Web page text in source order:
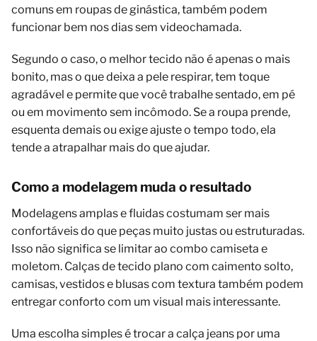
comuns em roupas de ginástica, também podem
funcionar bem nos dias sem videochamada.
Segundo o caso, o melhor tecido não é apenas o mais
bonito, mas o que deixa a pele respirar, tem toque
agradável e permite que você trabalhe sentado, em pé
ou em movimento sem incômodo. Se a roupa prende,
esquenta demais ou exige ajuste o tempo todo, ela
tende a atrapalhar mais do que ajudar.
Como a modelagem muda o resultado
Modelagens amplas e fluidas costumam ser mais
confortáveis do que peças muito justas ou estruturadas.
Isso não significa se limitar ao combo camiseta e
moletom. Calças de tecido plano com caimento solto,
camisas, vestidos e blusas com textura também podem
entregar conforto com um visual mais interessante.
Uma escolha simples é trocar a calça jeans por uma